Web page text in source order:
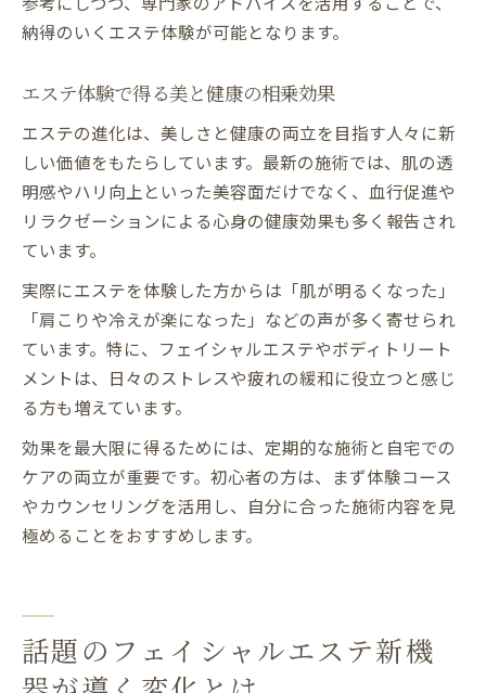
納得のいくエステ体験が可能となります。
エステ体験で得る美と健康の相乗効果
エステの進化は、美しさと健康の両立を目指す人々に新
しい価値をもたらしています。最新の施術では、肌の透
明感やハリ向上といった美容面だけでなく、血行促進や
リラクゼーションによる心身の健康効果も多く報告され
ています。
実際にエステを体験した方からは「肌が明るくなった」
「肩こりや冷えが楽になった」などの声が多く寄せられ
ています。特に、フェイシャルエステやボディトリート
メントは、日々のストレスや疲れの緩和に役立つと感じ
る方も増えています。
効果を最大限に得るためには、定期的な施術と自宅での
ケアの両立が重要です。初心者の方は、まず体験コース
やカウンセリングを活用し、自分に合った施術内容を見
極めることをおすすめします。
話題のフェイシャルエステ新機